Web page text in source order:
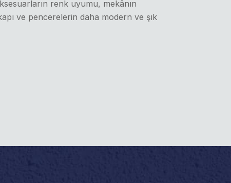
renk uyumu, mekânın
ve pencerelerin daha modern ve şık